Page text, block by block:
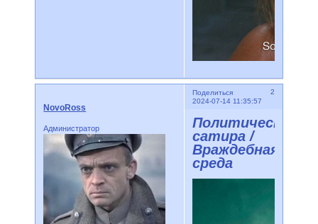
Поделиться
2
2024-07-14 11:35:57
NovoRoss
Администратор
Политическая
сатира /
Враждебная
среда